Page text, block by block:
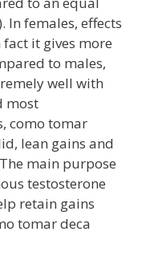
In females, effects
it gives more
to males,
well with
most
como tomar
lean gains and
main purpose
testosterone
retain gains
tomar deca